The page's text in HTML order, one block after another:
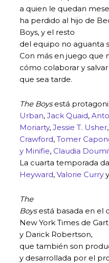
a quien le quedan
ha perdido al hijo de
Boys, y el resto
del equipo no aguanta
Con más en juego que
cómo colaborar y
que sea tarde.
The Boysestá
Urban, Jack Quaid,
Moriarty, Jessie T. Usher,
Crawford, Tomer
y Minifie, Claudia
La cuarta temporada
Heyward, Valorie Curry y
The
Boysestá basada en el
New York Times de
y Darick Robertson,
que también son
y desarrollada por el